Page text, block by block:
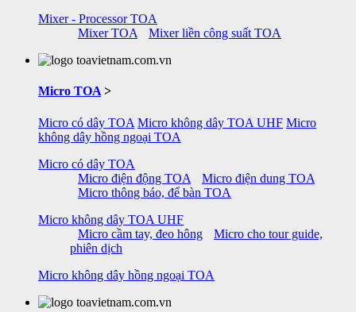
Mixer - Processor TOA
Mixer TOA
Mixer liền công suất TOA
Micro TOA >
Micro có dây TOA Micro không dây TOA UHF Micro
không dây hồng ngoại TOA
Micro có dây TOA
Micro điện động TOA
Micro điện dung TOA
Micro thông báo, để bàn TOA
Micro không dây TOA UHF
Micro cầm tay, đeo hông
Micro cho tour guide,
phiên dịch
Micro không dây hồng ngoại TOA